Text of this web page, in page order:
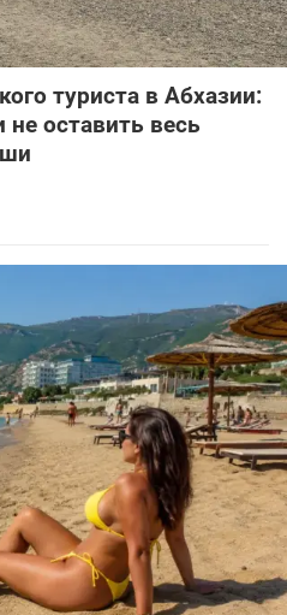
туриста в Абхазии:
не оставить весь